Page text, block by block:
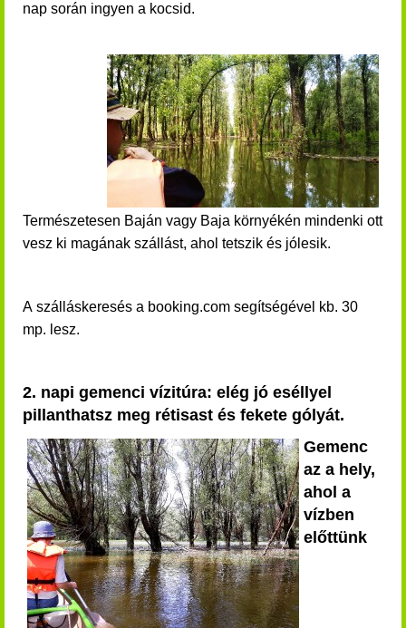
nap során ingyen a kocsid.
Természetesen Baján vagy Baja környékén mindenki ott
vesz ki magának szállást, ahol tetszik és jólesik.
A szálláskeresés a booking.com segítségével kb. 30
mp. lesz.
2. napi gemenci vízitúra: elég jó eséllyel
pillanthatsz meg rétisast és fekete gólyát.
Gemenc
az a hely,
ahol a
vízben
előttünk